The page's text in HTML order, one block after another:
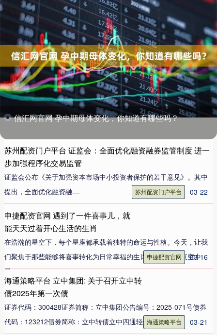
信汇网官网 孕中期母体变化，你知道有哪些吗？
苏州配资门户平台 证监会：全面优化融资融券监管制度 进一
步加强程序化交易监管
证监会公布《关于加强资本市场中小投资者保护的若干意见》。其中
提出，全面优化融资融....
03-22
苏州配资门户平台
申捷配资官网 遇到了一件喜事儿，就
能天天过着开心生活的生肖
在浩瀚的星空下，每个星座都承载着独特的命运与性格。今天，让我
们聚焦于那些能够将喜事转化为日常幸福的生肖，它们如同夜空中
最....
03-16
申捷配资官网
海通策略平台 立中集团: 关于召开立中转
债2025年第一次债
证券代码：300428证券简称：立中集团公告编号：2025-071号债券
代码：123212债券简称：立中转债立中四通轻合....
03-21
海通策略平台